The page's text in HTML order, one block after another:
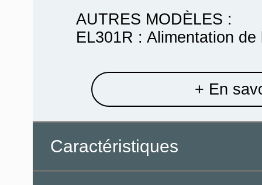
AUTRES MODÈLES :
EL301R : Alimentation de
+ En
Caractéristiques